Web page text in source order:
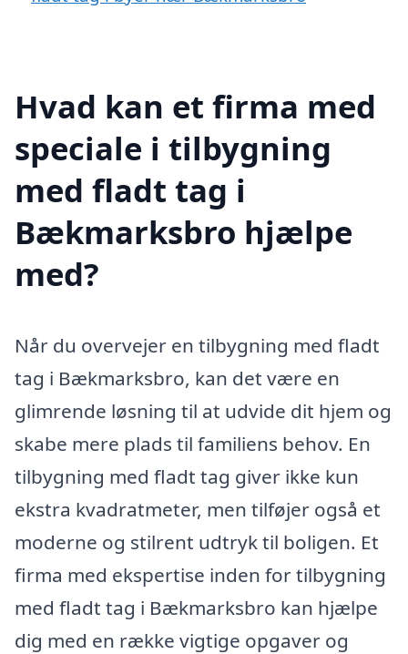
Hvad kan et firma med
speciale i tilbygning
med fladt tag i
Bækmarksbro hjælpe
med?
Når du overvejer en tilbygning med fladt
tag i Bækmarksbro, kan det være en
glimrende løsning til at udvide dit hjem og
skabe mere plads til familiens behov. En
tilbygning med fladt tag giver ikke kun
ekstra kvadratmeter, men tilføjer også et
moderne og stilrent udtryk til boligen. Et
firma med ekspertise inden for tilbygning
med fladt tag i Bækmarksbro kan hjælpe
dig med en række vigtige opgaver og